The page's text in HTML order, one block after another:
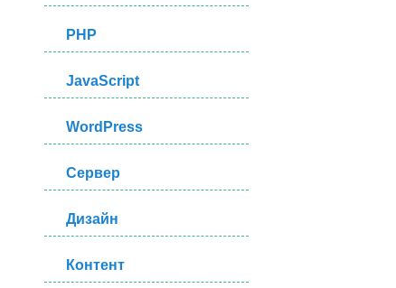
PHP
JavaScript
WordPress
Сервер
Дизайн
Контент